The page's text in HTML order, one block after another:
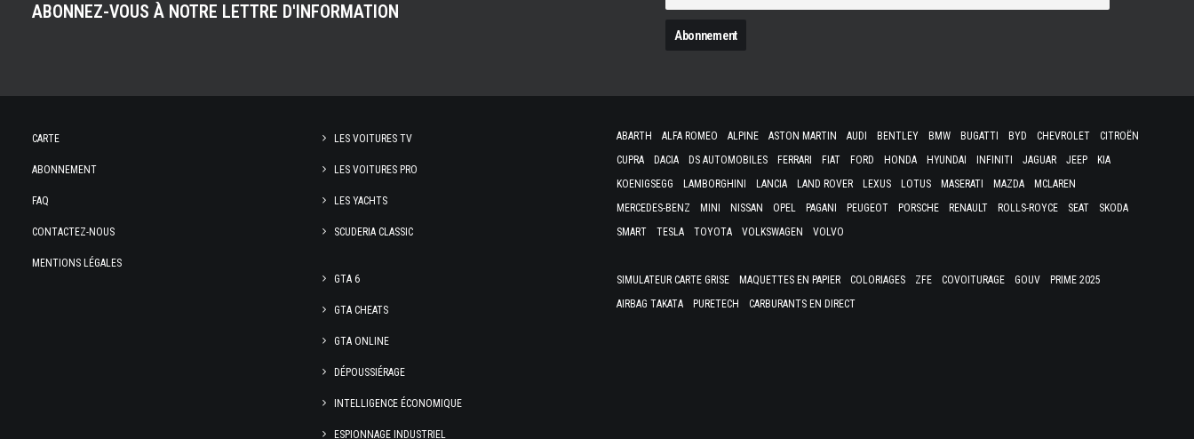
ABONNEZ-VOUS À NOTRE LETTRE D'INFORMATION
CARTE
ABONNEMENT
FAQ
CONTACTEZ-NOUS
MENTIONS LÉGALES
LES VOITURES TV
LES VOITURES PRO
LES YACHTS
SCUDERIA CLASSIC
GTA 6
GTA CHEATS
GTA ONLINE
DÉPOUSSIÉRAGE
INTELLIGENCE ÉCONOMIQUE
ESPIONNAGE INDUSTRIEL
ABARTH ALFA ROMEO ALPINE ASTON MARTIN AUDI BENTLEY BMW BUGATTI BYD CHEVROLET
CITROËN
CUPRA
DACIA DS AUTOMOBILES FERRARI FIAT FORD HONDA HYUNDAI INFINITI JAGUAR JEEP
KIA
KOENIGSEGG
LAMBORGHINI LANCIA LAND ROVER LEXUS LOTUS MASERATI MAZDA
MCLAREN
MERCEDES-BENZ
MINI NISSAN OPEL PAGANI PEUGEOT PORSCHE RENAULT ROLLS-ROYCE SEAT
SKODA
SMART
TESLA TOYOTA VOLKSWAGEN VOLVO
SIMULATEUR CARTE GRISE MAQUETTES EN PAPIER COLORIAGES ZFE COVOITURAGE GOUV
PRIME 2025
AIRBAG TAKATA
PURETECH CARBURANTS EN DIRECT